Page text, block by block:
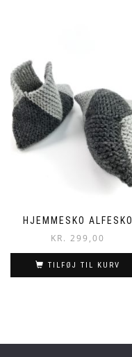
HJEMMESKO ALFESKO
KR. 299,00
TILFØJ TIL KURV